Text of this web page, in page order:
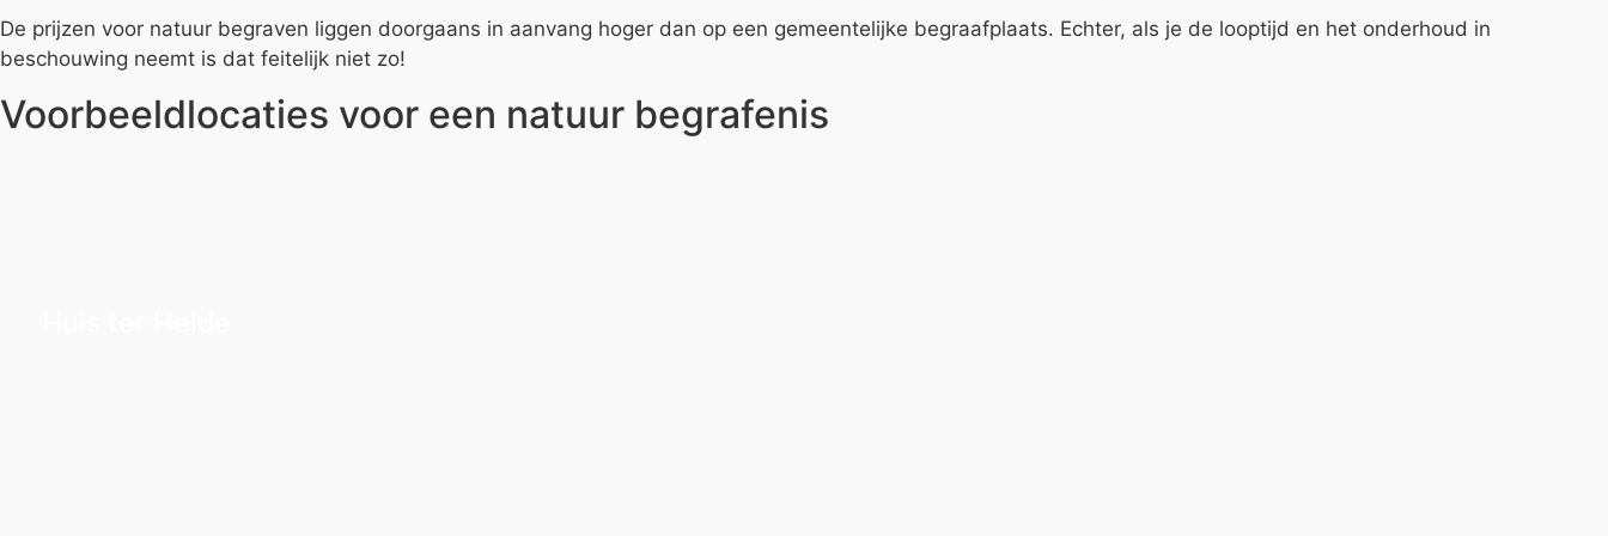
De prijzen voor natuur begraven liggen doorgaans in aanvang hoger dan op een gemeentelijke begraafplaats. Echter, als je de looptijd en het onderhoud in
beschouwing neemt is dat feitelijk niet zo!
Voorbeeldlocaties voor een natuur begrafenis